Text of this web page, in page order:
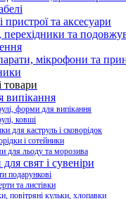
пристрої та аксесуари
перехідники та
мікрофони та
товари
випікання
форми для випікання
ковші
для каструль і сковорідок
і сотейники
для льоду та морозива
свят і сувеніри
подарункові
та листівки
повітряні кульки, хлопавки